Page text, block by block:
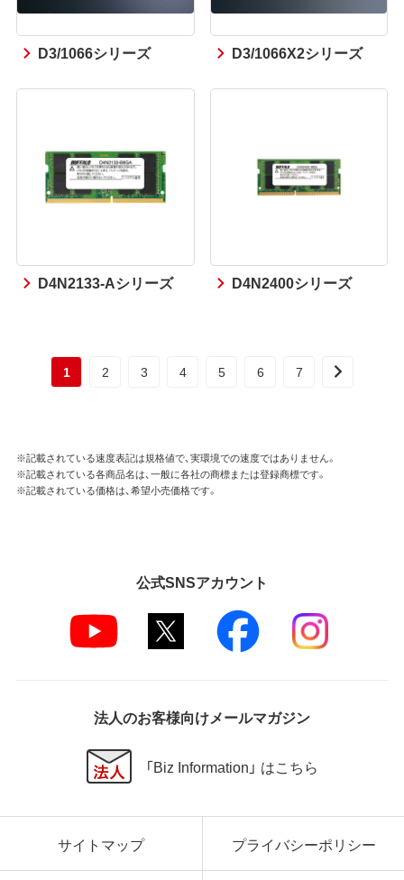
D3/1066シリーズ D3/1066X2シリーズ
D4N2133-Aシリーズ D4N2400シリーズ
1 2 3 4 5 6 7
※記載されている速度表記は規格値で、実環境での速度ではありません。
※記載されている各商品名は、一般に各社の商標または登録商標です。
※記載されている価格は、希望小売価格です。
公式SNSアカウント
法人のお客様向けメールマガジン
「Biz Information」 はこちら
サイトマップ プライバシーポリシー